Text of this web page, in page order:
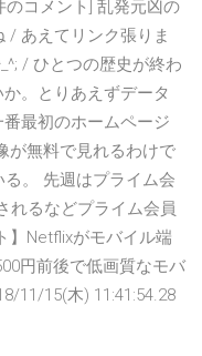
コメント] 乱発元凶の
/ あえてリンク張りま
/ ひとつの歴史が終わ
。とりあえずデータ
最初のホームページ
が無料で見れるわけで
。 先週はプライム会
れるなどプライム会員
】Netflixがモバイル端
円前後で低画質なモバ
11/15(木) 11:41:54.28